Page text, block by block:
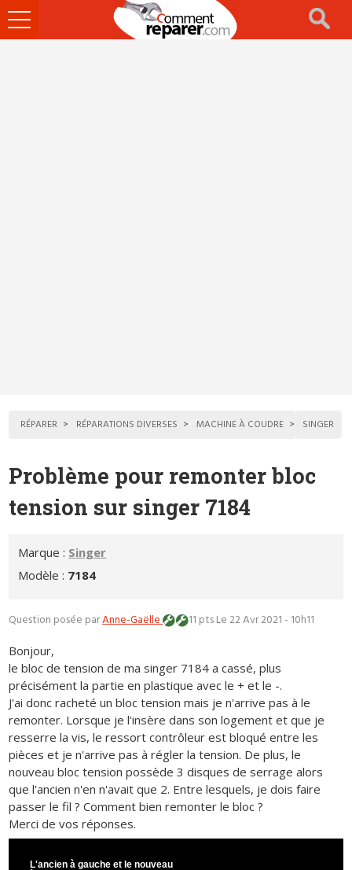
Ouvrir
le
RÉPARER RÉPARATIONS DIVERSES MACHINE À COUDRE SINGER
Problème pour remonter bloc
tension sur singer 7184
Marque : Singer
Modèle : 7184
Question posée parAnne-Gaëlle 11 ptsLe 22 Avr 2021 - 10h11
Bonjour,
le bloc de tension de ma singer 7184 a cassé, plus
précisément la partie en plastique avec le + et le -.
J'ai donc racheté un bloc tension mais je n'arrive pas à le
remonter. Lorsque je l'insère dans son logement et que je
resserre la vis, le ressort contrôleur est bloqué entre les
pièces et je n'arrive pas à régler la tension. De plus, le
nouveau bloc tension possède 3 disques de serrage alors
que l'ancien n'en n'avait que 2. Entre lesquels, je dois faire
passer le fil ? Comment bien remonter le bloc ?
Merci de vos réponses.
L'ancien à gauche et le nouveau